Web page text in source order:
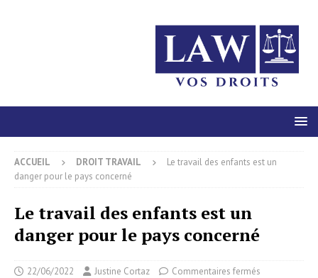
ACCUEIL DROIT TRAVAIL
Le travail des enfants est un
danger pour le pays concerné
Le travail des enfants est un
danger pour le pays concerné
22/06/2022 Justine Cortaz Commentaires fermés